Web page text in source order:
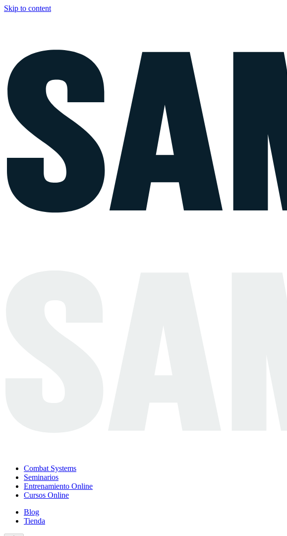
Skip to content
Combat Systems
Seminarios
Entrenamiento Online
Cursos Online
Blog
Tienda